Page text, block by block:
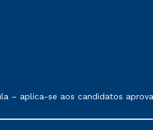
de prestação de serviços.
aplica-se aos candidatos